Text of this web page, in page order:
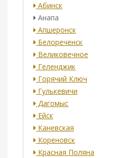
Абинск
Анапа
Апшеронск
Белореченск
Великовечное
Геленджик
Горячий Ключ
Гулькевичи
Дагомыс
Ейск
Каневская
Кореновск
Красная Поляна